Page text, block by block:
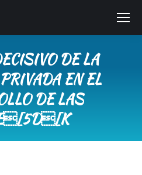
DE LA
EN EL
DE LAS